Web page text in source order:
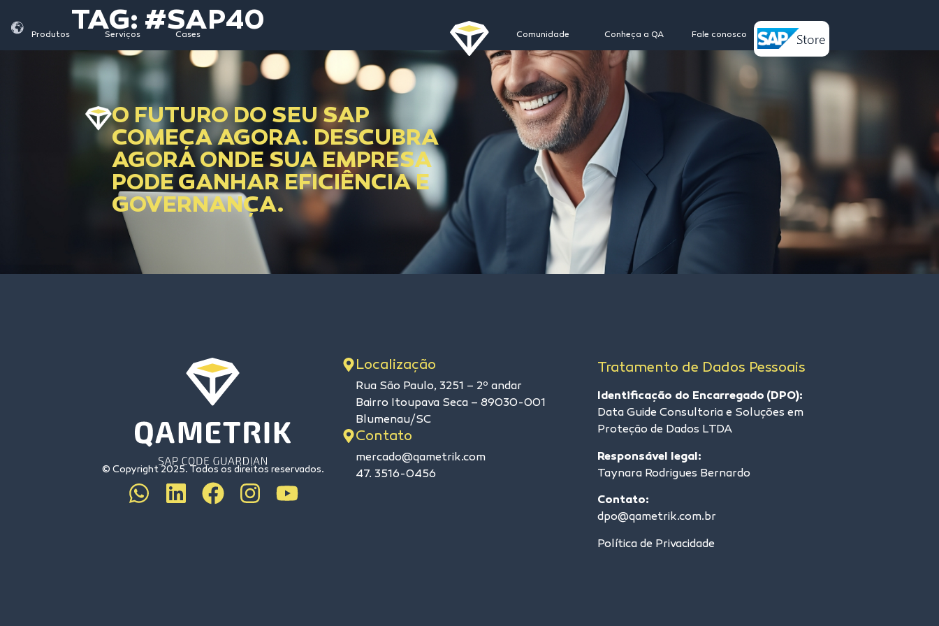
Produtos Serviços Cases Comunidade Conheça a QA Fale conosco
TAG: #SAP40
O FUTURO DO SEU SAP
COMEÇA AGORA. DESCUBRA
AGORA ONDE SUA EMPRESA
PODE GANHAR EFICIÊNCIA E
GOVERNANÇA.
© Copyright 2025. Todos os direitos reservados.
Localização
Rua São Paulo, 3251 – 2º andar
Bairro Itoupava Seca – 89030-001
Blumenau/SC
Contato
mercado@qametrik.com
47. 3516-0456
Tratamento de Dados Pessoais
Identificação do Encarregado (DPO):
Data Guide Consultoria e Soluções em
Proteção de Dados LTDA
Responsável legal:
Taynara Rodrigues Bernardo
Contato:
dpo@qametrik.com.br
Política de Privacidade